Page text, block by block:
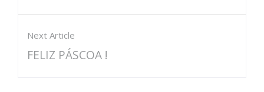
Next Article
FELIZ PÁSCOA !